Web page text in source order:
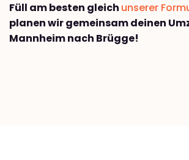
Füll am besten gleich unserer
planen wir gemeinsam deinen
Mannheim nach Brügge!